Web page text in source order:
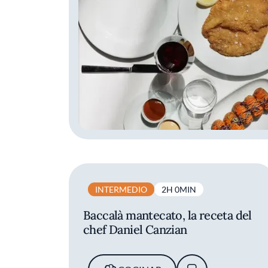
INTERMEDIO 2H 0MIN
Baccalà mantecato, la receta del
chef Daniel Canzian